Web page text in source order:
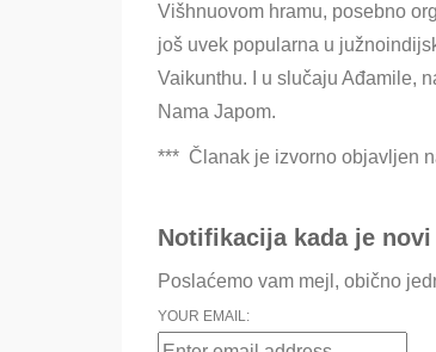
Višhnuovom hramu, posebno
još uvek popularna u
Vaikunthu. I u slučaju Ađamile,
Nama Japom.
*** Članak je izvorno objavljen
Notifikacija kada je
Poslaćemo vam mejl, obično
YOUR EMAIL: